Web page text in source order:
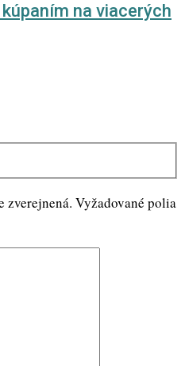
na viacerých
zverejnená. Vyžadované polia